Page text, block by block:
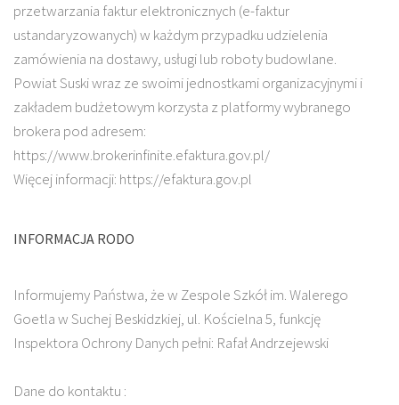
przetwarzania faktur elektronicznych (e-faktur
ustandaryzowanych) w każdym przypadku udzielenia
zamówienia na dostawy, usługi lub roboty budowlane.
Powiat Suski wraz ze swoimi jednostkami organizacyjnymi i
zakładem budżetowym korzysta z platformy wybranego
brokera pod adresem:
https://www.brokerinfinite.efaktura.gov.pl/
Więcej informacji: https://efaktura.gov.pl
INFORMACJA RODO
Informujemy Państwa, że w Zespole Szkół im. Walerego
Goetla w Suchej Beskidzkiej, ul. Kościelna 5, funkcję
Inspektora Ochrony Danych pełni: Rafał Andrzejewski
Dane do kontaktu :